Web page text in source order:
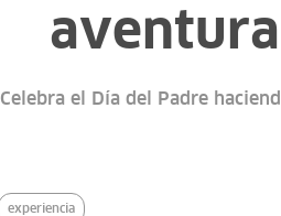
Celebra el Día del Padre
experiencia